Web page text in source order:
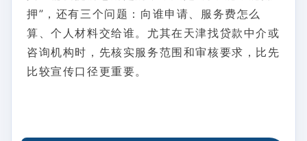
押”，还有三个问题：向谁申请、服务费怎么
算、个人材料交给谁。尤其在天津找贷款中介或
咨询机构时，先核实服务范围和审核要求，比先
比较宣传口径更重要。